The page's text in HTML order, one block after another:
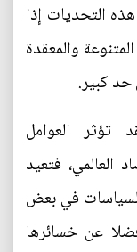
التحديات إذا
والمعقدة
حد كبير.
تؤثر العوامل
العالمي، فتعيد
في بعض
عن خسائرها